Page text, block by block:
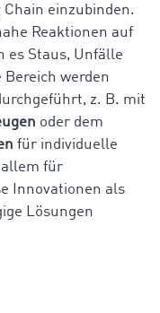
einzubinden.
Reaktionen auf
es Staus, Unfälle
werden
z. B. mit
oder dem
für individuelle
allem für
Innovationen als
Lösungen